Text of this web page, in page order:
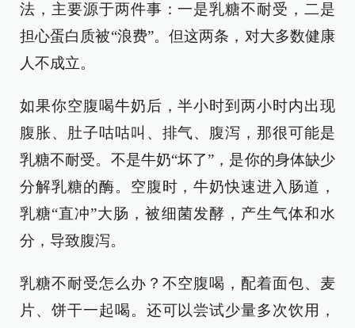
法，主要源于两件事：一是乳糖不耐受，二是
担心蛋白质被“浪费”。但这两条，对大多数健康
人不成立。
如果你空腹喝牛奶后，半小时到两小时内出现
腹胀、肚子咕咕叫、排气、腹泻，那很可能是
乳糖不耐受。不是牛奶“坏了”，是你的身体缺少
分解乳糖的酶。空腹时，牛奶快速进入肠道，
乳糖“直冲”大肠，被细菌发酵，产生气体和水
分，导致腹泻。
乳糖不耐受怎么办？不空腹喝，配着面包、麦
片、饼干一起喝。还可以尝试少量多次饮用，